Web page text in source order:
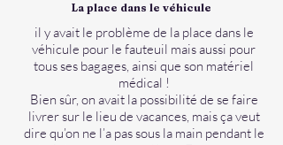
La place dans le véhicule
il y avait le problème de la place dans le
véhicule pour le fauteuil mais aussi pour
tous ses bagages, ainsi que son matériel
médical !
Bien sûr, on avait la possibilité de se faire
livrer sur le lieu de vacances, mais ça veut
dire qu’on ne l’a pas sous la main pendant le